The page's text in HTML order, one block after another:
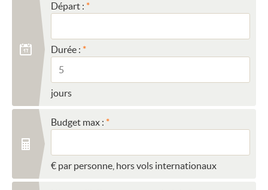
Départ :
Durée :
jours
Budget max :
€ par personne, hors vols internationaux